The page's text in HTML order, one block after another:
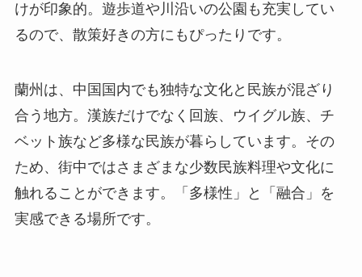
けが印象的。遊歩道や川沿いの公園も充実してい
るので、散策好きの方にもぴったりです。
蘭州は、中国国内でも独特な文化と民族が混ざり
合う地方。漢族だけでなく回族、ウイグル族、チ
ベット族など多様な民族が暮らしています。その
ため、街中ではさまざまな少数民族料理や文化に
触れることができます。「多様性」と「融合」を
実感できる場所です。